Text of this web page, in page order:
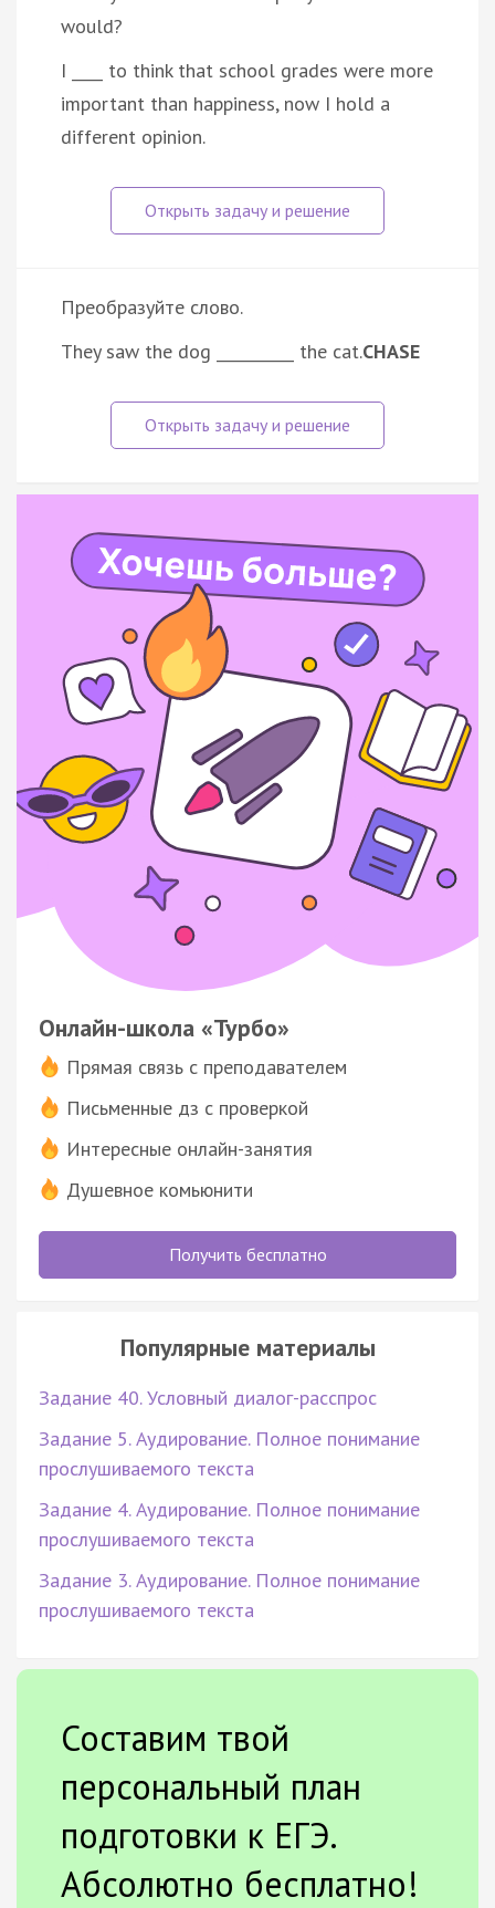
would?
I ____ to think that school grades were more
important than happiness, now I hold a
different opinion.
Преобразуйте слово.
They saw the dog __________ the cat.CHASE
Онлайн-школа «Турбо»
Прямая связь с преподавателем
Письменные дз с проверкой
Интересные онлайн-занятия
Душевное комьюнити
Получить бесплатно
Популярные материалы
Задание 40. Условный диалог-расспрос
Задание 5. Аудирование. Полное понимание
прослушиваемого текста
Задание 4. Аудирование. Полное понимание
прослушиваемого текста
Задание 3. Аудирование. Полное понимание
прослушиваемого текста
Составим твой
персональный план
подготовки к ЕГЭ.
Абсолютно бесплатно!